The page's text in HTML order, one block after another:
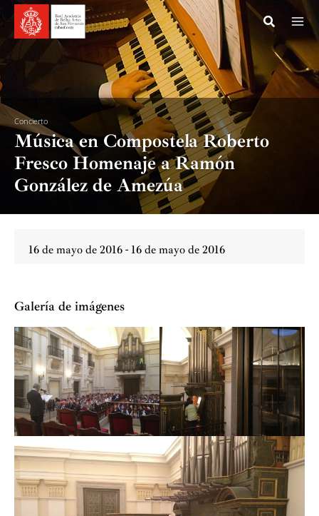
Concierto
Música en Compostela Roberto
Fresco Homenaje a Ramón
González de Amezúa
16 de mayo de 2016 - 16 de mayo de 2016
Galería de imágenes